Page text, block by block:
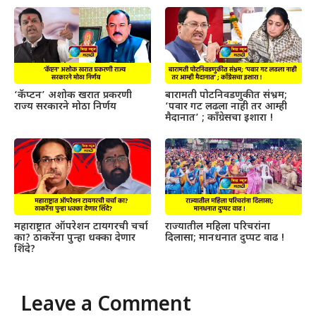
‘कॅप्टन’ अशोक खरात प्रकरणी
राज्य सरकारने मोठा निर्णय
बारामती पोटनिवडणुकीत संभ्रम;
‘पवार गट लढला नाही तर आम्ही
मैदानात’ ; काँग्रेसचा इशारा !
महाराष्ट्रात ऑपरेशन टायगरची चर्चा
का? ठाकरेंना पुन्हा धक्का देणार
शिंदे?
राज्यातील महिला परिचरांना
दिलासा; मानधनात दुप्पट वाढ !
Leave a Comment